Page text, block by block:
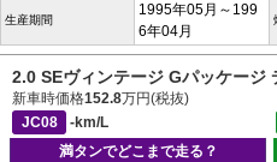
生産期間
1995年05月～199
6年04月
2.0 SEヴィンテージ Gパッケージ
新車時価格152.8万円(税抜)
JC08
-km/L
満タンでどこまで走る？